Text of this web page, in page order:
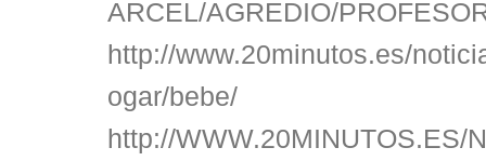
ARCEL/AGREDIO/
http://www.20minutos.es/
ogar/bebe/
http://WWW.20MINUTOS.ES/